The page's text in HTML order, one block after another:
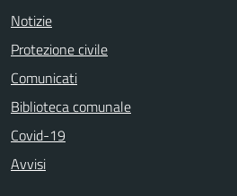
Notizie
Protezione civile
Comunicati
Biblioteca comunale
Covid-19
Avvisi